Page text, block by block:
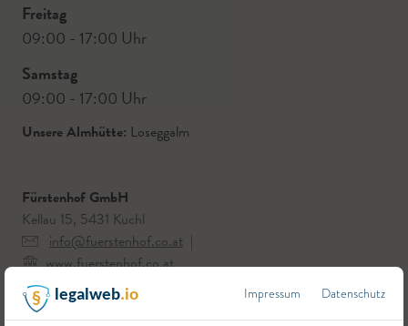
Freitag
09:00 - 17:00 Uhr
Samstag
09:00 - 17:00 Uhr
Unsere Almhütte: Loseggalm
Fürstenhof GmbH
Kellau 15, 5431 Kuchl
info@fuerstenhof.co.at |
www.fuerstenhof.co.at
Telefon:
+43 6244 6475
legalweb.io Impressum Datenschutz